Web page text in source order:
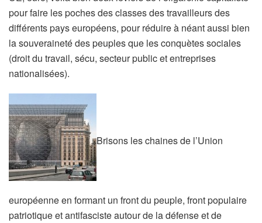
pour faire les poches des classes des travailleurs des
différents pays européens, pour réduire à néant aussi bien
la souveraineté des peuples que les conquètes sociales
(droit du travail, sécu, secteur public et entreprises
nationalisées).
Brisons les chaines de l’Union
européenne en formant un front du peuple, front populaire
patriotique et antifasciste autour de la défense et de